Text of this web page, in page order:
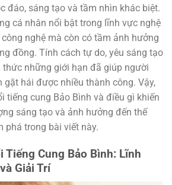
đáo, sáng tạo và tầm nhìn khác biệt.
cá nhân nổi bật trong lĩnh vực nghệ
nghệ mà còn có tầm ảnh hưởng
đồng. Tính cách tự do, yêu sáng tạo
thức những giới hạn đã giúp người
gặt hái được nhiều thành công. Vậy,
tiếng cung Bảo Bình và điều gì khiến
sáng tạo và ảnh hưởng đến thế
phá trong bài viết này.
Tiếng Cung Bảo Bình: Lĩnh
Giải Trí